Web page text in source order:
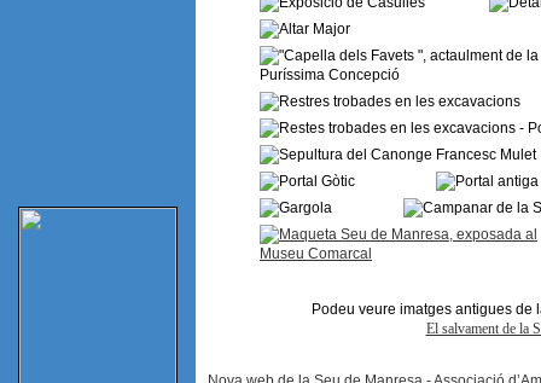
Podeu veure imatges antigues de
El salvament de la